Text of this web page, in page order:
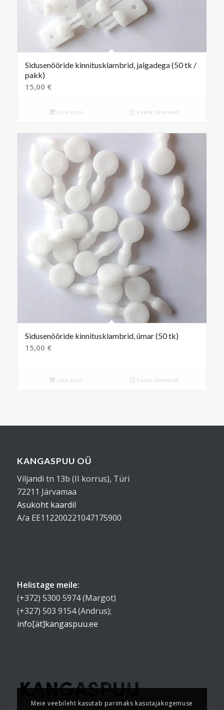
Sidusenööride kinnitusklambrid, jalgadega (50 tk /
pakk)
15,00 €
Lisa korvi Vaata lähemalt
Sidusenööride kinnitusklambrid, ümar (50 tk)
15,00 €
Lisa korvi Vaata lähemalt
KANGASPUU OÜ
Viljandi tn 13b (II korrus), Türi
72211 Järvamaa
Asukoht kaardil
A/a EE112200221047175900
Helistage meile:
(+372) 5300 5974 (Margot)
(+327) 503 9154 (Andrus);
info[ät]kangaspuu.ee
Meie veebileht kasutab parimaks kasutajakogemuse